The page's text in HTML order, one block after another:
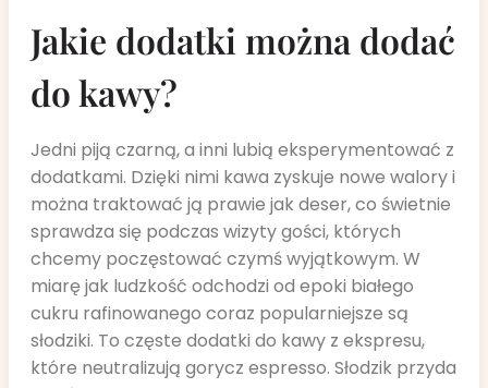
Jakie dodatki można dodać
do kawy?
Jedni piją czarną, a inni lubią eksperymentować z
dodatkami. Dzięki nimi kawa zyskuje nowe walory i
można traktować ją prawie jak deser, co świetnie
sprawdza się podczas wizyty gości, których
chcemy poczęstować czymś wyjątkowym. W
miarę jak ludzkość odchodzi od epoki białego
cukru rafinowanego coraz popularniejsze są
słodziki. To częste dodatki do kawy z ekspresu,
które neutralizują gorycz espresso. Słodzik przyda